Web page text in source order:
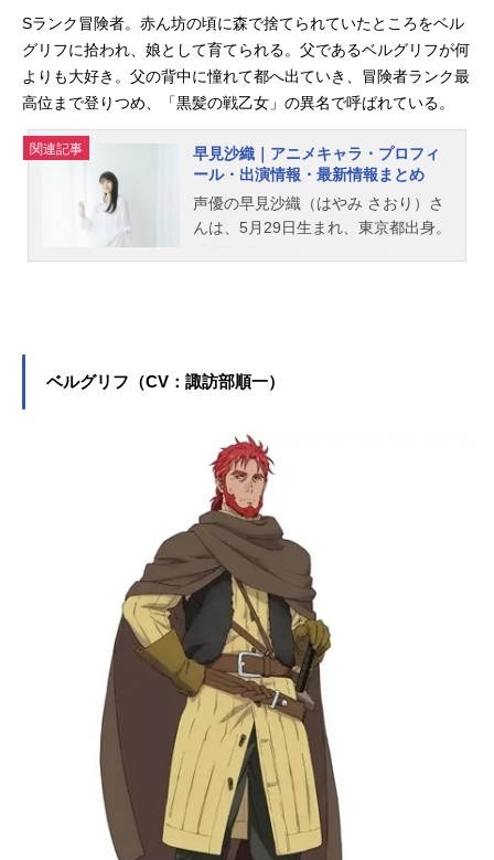
Sランク冒険者。赤ん坊の頃に森で捨てられていたところをベル
グリフに拾われ、娘として育てられる。父であるベルグリフが何
よりも大好き。父の背中に憧れて都へ出ていき、冒険者ランク最
高位まで登りつめ、「黒髪の戦乙女」の異名で呼ばれている。
関連記事
早見沙織｜アニメキャラ・プロフィ
ール・出演情報・最新情報まとめ
声優の早見沙織（はやみ さおり）さ
んは、5月29日生まれ、東京都出身。
をご紹介！
ベルグリフ（CV：諏訪部順一）